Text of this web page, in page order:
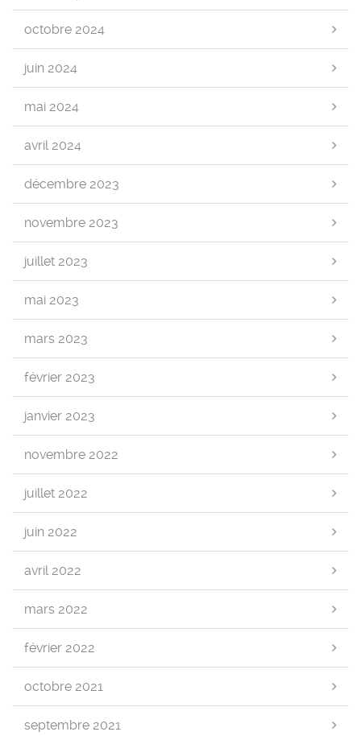
octobre 2024
juin 2024
mai 2024
avril 2024
décembre 2023
novembre 2023
juillet 2023
mai 2023
mars 2023
février 2023
janvier 2023
novembre 2022
juillet 2022
juin 2022
avril 2022
mars 2022
février 2022
octobre 2021
septembre 2021